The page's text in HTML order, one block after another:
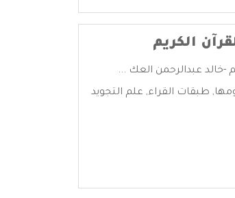
الكريم
-خالد عبدالرحمن العك ...
, طبقات القراء, علم التجويد